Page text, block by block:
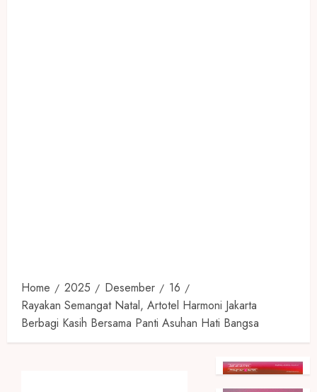
Home 2025 Desember
16
Rayakan Semangat Natal, Artotel Harmoni Jakarta
Berbagi Kasih Bersama Panti Asuhan Hati Bangsa